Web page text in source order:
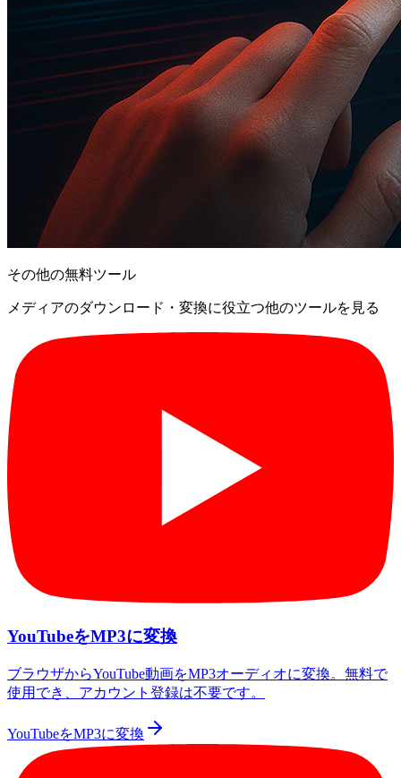
その他の無料ツール
メディアのダウンロード・変換に役立つ他のツールを見る
YouTubeをMP3に変換
ブラウザからYouTube動画をMP3オーディオに変換。無料で
使用でき、アカウント登録は不要です。
YouTubeをMP3に変換